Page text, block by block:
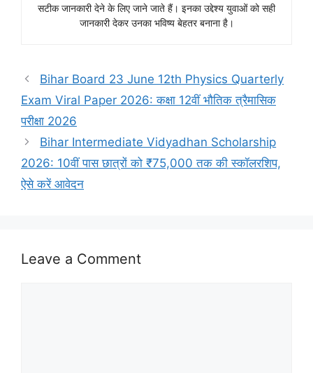
सटीक जानकारी देने के लिए जाने जाते हैं। इनका उद्देश्य युवाओं को सही
जानकारी देकर उनका भविष्य बेहतर बनाना है।
Bihar Board 23 June 12th Physics Quarterly
Exam Viral Paper 2026: कक्षा 12वीं भौतिक त्रैमासिक
परीक्षा 2026
Bihar Intermediate Vidyadhan Scholarship
2026: 10वीं पास छात्रों को ₹75,000 तक की स्कॉलरशिप,
ऐसे करें आवेदन
Leave a Comment